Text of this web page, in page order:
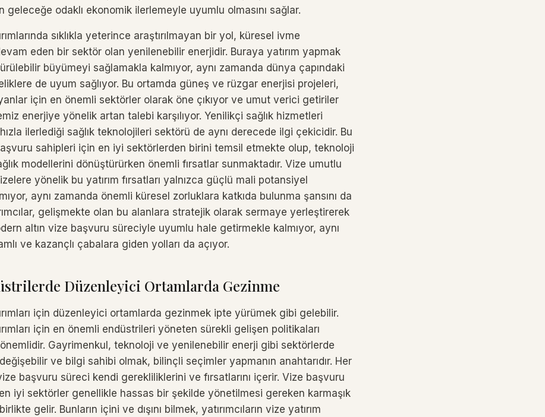
geleceğe odaklı ekonomik ilerlemeyle uyumlu olmasını sağlar.
sıklıkla yeterince araştırılmayan bir yol, küresel ivme
eden bir sektör olan yenilenebilir enerjidir. Buraya yatırım yapmak
büyümeyi sağlamakla kalmıyor, aynı zamanda dünya çapındaki
de uyum sağlıyor. Bu ortamda güneş ve rüzgar enerjisi projeleri,
için en önemli sektörler olarak öne çıkıyor ve umut verici getiriler
enerjiye yönelik artan talebi karşılıyor. Yenilikçi sağlık hizmetleri
ilerlediği sağlık teknolojileri sektörü de aynı derecede ilgi çekicidir. Bu
sahipleri için en iyi sektörlerden birini temsil etmekte olup, teknoloji
modellerini dönüştürürken önemli fırsatlar sunmaktadır. Vize umutlu
yönelik bu yatırım fırsatları yalnızca güçlü mali potansiyel
aynı zamanda önemli küresel zorluklara katkıda bulunma şansını da
gelişmekte olan bu alanlara stratejik olarak sermaye yerleştirerek
altın vize başvuru süreciyle uyumlu hale getirmekle kalmıyor, aynı
ve kazançlı çabalara giden yolları da açıyor.
Düzenleyici Ortamlarda Gezinme
için düzenleyici ortamlarda gezinmek ipte yürümek gibi gelebilir.
için en önemli endüstrileri yöneten sürekli gelişen politikaları
Gayrimenkul, teknoloji ve yenilenebilir enerji gibi sektörlerde
ve bilgi sahibi olmak, bilinçli seçimler yapmanın anahtarıdır. Her
başvuru süreci kendi gerekliliklerini ve fırsatlarını içerir. Vize başvuru
iyi sektörler genellikle hassas bir şekilde yönetilmesi gereken karmaşık
gelir. Bunların içini ve dışını bilmek, yatırımcıların vize yatırım